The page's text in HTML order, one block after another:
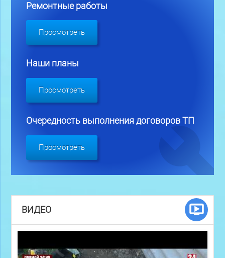
Ремонтные работы
Просмотреть
Наши планы
Просмотреть
Очередность выполнения договоров ТП
Просмотреть
ВИДЕО